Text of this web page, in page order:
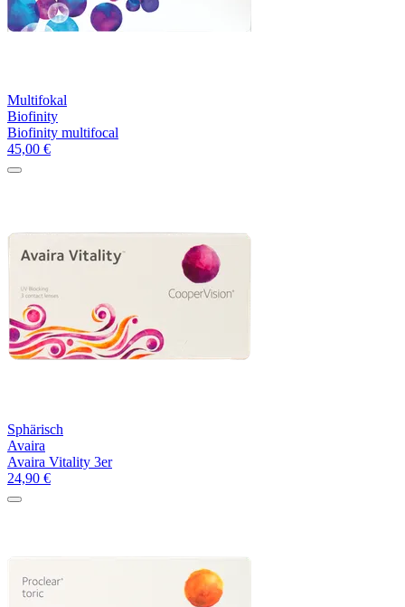
Multifokal
Biofinity
Biofinity multifocal
45,00 €
Sphärisch
Avaira
Avaira Vitality 3er
24,90 €